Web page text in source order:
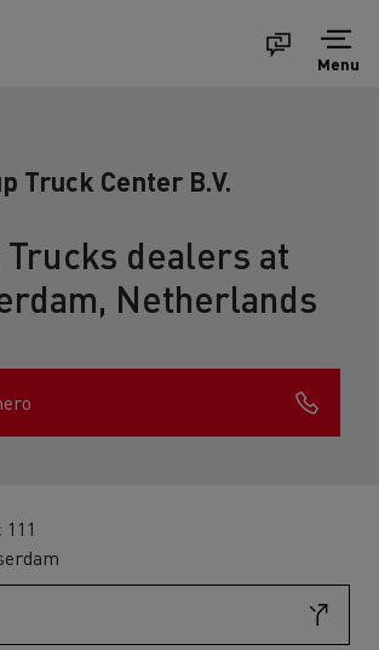
Menu
Truck Center B.V.
Trucks dealers at
Netherlands